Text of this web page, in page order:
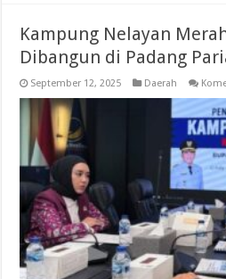
Kampung Nelayan
Dibangun di Padang
September 12, 2025 Daerah